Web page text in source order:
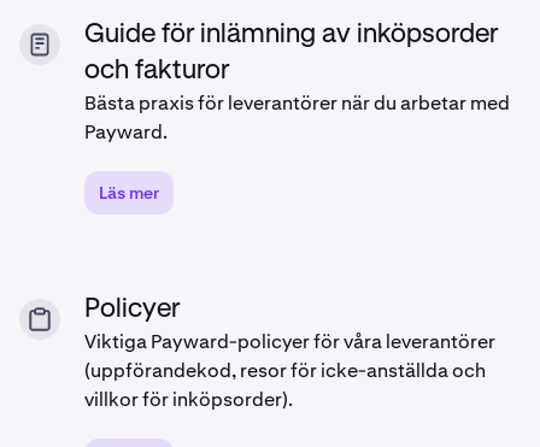
Guide för inlämning av inköpsorder
och fakturor
Bästa praxis för leverantörer när du arbetar med
Payward.
Läs mer
Policyer
Viktiga Payward-policyer för våra leverantörer
(uppförandekod, resor för icke-anställda och
villkor för inköpsorder).